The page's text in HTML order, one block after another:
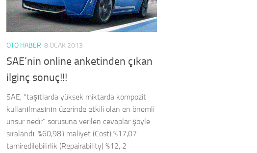
OTO HABER 8 OCAK 2013
SAE’nin online anketinden çıkan
ilginç sonuç!!!
SAE, “taşıtlarda yüksek miktarda kompozit
kullanılmasının üzerinde etkili olan en önemli
unsur nedir” sorusuna verilen cevaplar şöyle
sıralandı. %60,98’i maliyet (Cost) %17,07
tamiredilebilirlik (Repairability) %12, 2